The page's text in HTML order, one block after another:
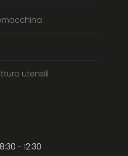
utensili
8:30 - 12:30